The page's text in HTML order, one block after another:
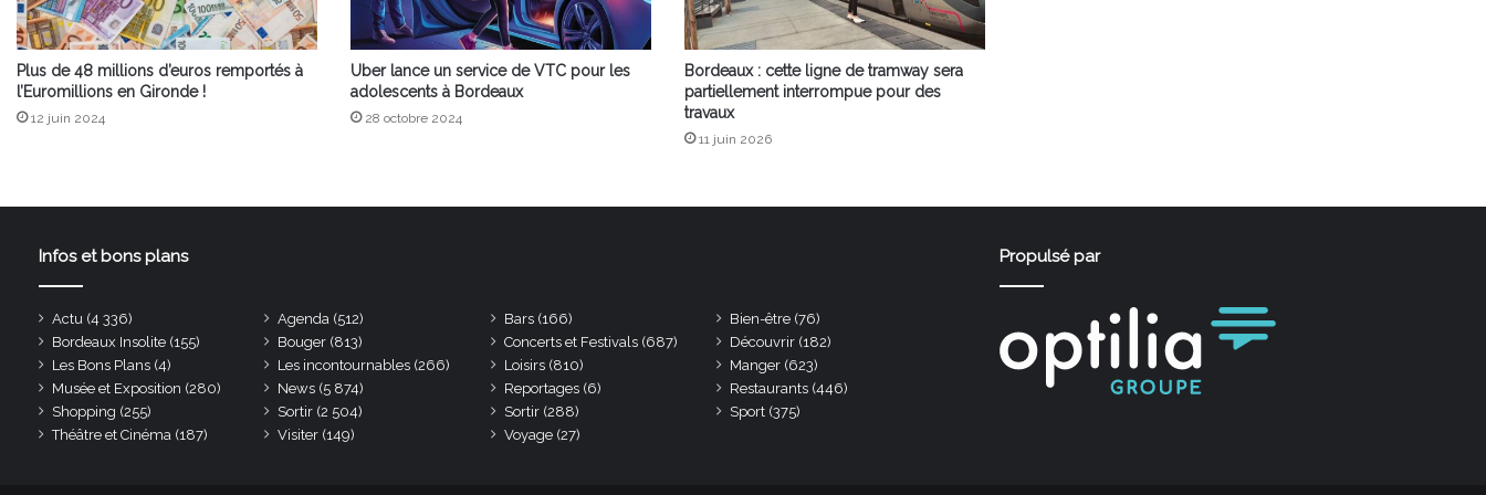
Plus de 48 millions d’euros remportés à
l’Euromillions en Gironde !
12 juin 2024
Uber lance un service de VTC pour les
adolescents à Bordeaux
28 octobre 2024
Bordeaux : cette ligne de tramway sera
partiellement interrompue pour des
travaux
11 juin 2026
Infos et bons plans
Actu (4 336) Agenda (512) Bars(166) Bien-être (76)
Bordeaux Insolite (155) Bouger (813) Concerts et Festivals(687) Découvrir (182)
Les Bons Plans (4) Les incontournables (266) Loisirs(810) Manger (623)
Musée et Exposition (280) News (5 874) Reportages(6) Restaurants (446)
Shopping (255) Sortir (2 504) Sortir(288) Sport (375)
Théâtre et Cinéma (187) Visiter (149) Voyage(27)
Propulsé par